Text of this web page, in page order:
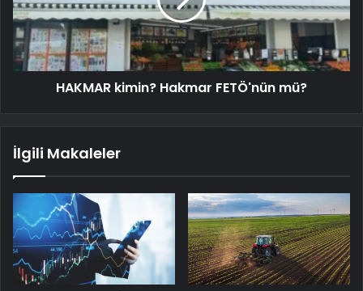
HAKMAR kimin? Hakmar FETÖ'nün mü?
İlgili Makaleler